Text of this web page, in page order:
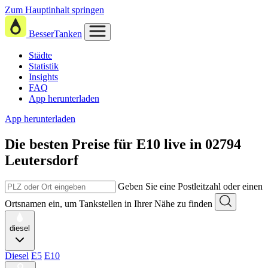
Zum Hauptinhalt springen
BesserTanken
Städte
Statistik
Insights
FAQ
App herunterladen
App herunterladen
Die besten Preise für E10 live in 02794
Leutersdorf
Geben Sie eine Postleitzahl oder einen
Ortsnamen ein, um Tankstellen in Ihrer Nähe zu finden
diesel
Diesel E5 E10